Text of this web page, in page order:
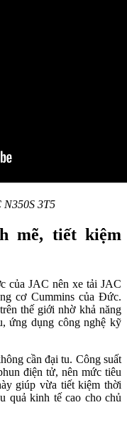
N350S 3T5
mẽ, tiết kiệm
của JAC nên xe tải JAC
cơ Cummins của Đức.
thế giới nhờ khả năng
ứng dụng công nghệ kỹ
cần đại tu. Công suất
điện tử, nên mức tiêu
giúp vừa tiết kiệm thời
quả kinh tế cao cho chủ